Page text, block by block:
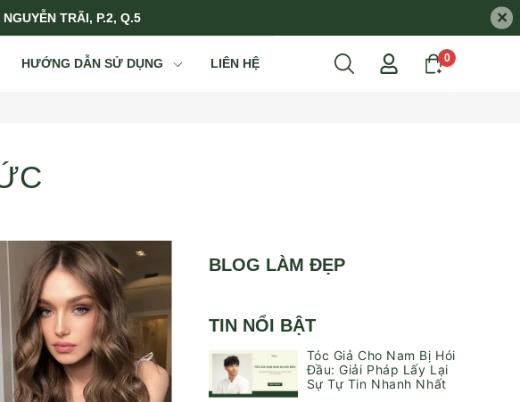
TRÃI, P.2, Q.5 ×
HƯỚNG DẪN SỬ DỤNG LIÊN HỆ 0
BLOG LÀM ĐẸP
TIN NỔI BẬT
Tóc Giả Cho Nam Bị Hói
Đầu: Giải Pháp Lấy Lại
Sự Tự Tin Nhanh Nhất